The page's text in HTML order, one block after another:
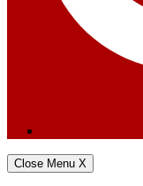
Close Menu X